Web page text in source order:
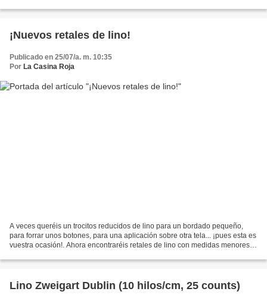
¡Nuevos retales de lino!
Publicado en 25/07/a. m. 10:35
Por La Casina Roja
A veces queréis un trocitos reducidos de lino para un bordado pequeño,
para forrar unos botones, para una aplicación sobre otra tela... ¡pues esta es
vuestra ocasión!. Ahora encontraréis retales de lino con medidas menores a
Lino Zweigart Dublin (10 hilos/cm, 25 counts)